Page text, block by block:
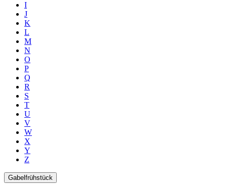
I
J
K
L
M
N
O
P
Q
R
S
T
U
V
W
X
Y
Z
Gabelfrühstück